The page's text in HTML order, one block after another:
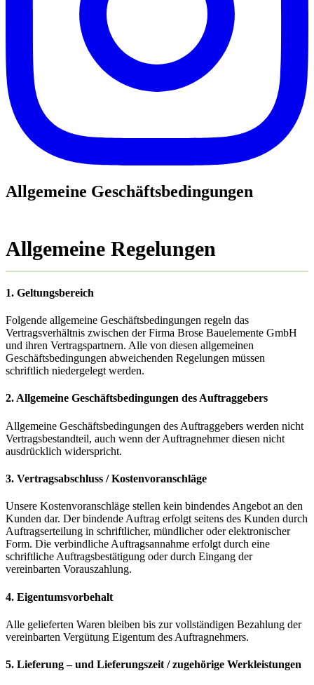
Allgemeine Geschäftsbedingungen
Allgemeine Regelungen
1. Geltungsbereich
Folgende allgemeine Geschäftsbedingungen regeln das
Vertragsverhältnis zwischen der Firma Brose Bauelemente GmbH
und ihren Vertragspartnern. Alle von diesen allgemeinen
Geschäftsbedingungen abweichenden Regelungen müssen
schriftlich niedergelegt werden.
2. Allgemeine Geschäftsbedingungen des Auftraggebers
Allgemeine Geschäftsbedingungen des Auftraggebers werden nicht
Vertragsbestandteil, auch wenn der Auftragnehmer diesen nicht
ausdrücklich widerspricht.
3. Vertragsabschluss / Kostenvoranschläge
Unsere Kostenvoranschläge stellen kein bindendes Angebot an den
Kunden dar. Der bindende Auftrag erfolgt seitens des Kunden durch
Auftragserteilung in schriftlicher, mündlicher oder elektronischer
Form. Die verbindliche Auftragsannahme erfolgt durch eine
schriftliche Auftragsbestätigung oder durch Eingang der
vereinbarten Vorauszahlung.
4. Eigentumsvorbehalt
Alle gelieferten Waren bleiben bis zur vollständigen Bezahlung der
vereinbarten Vergütung Eigentum des Auftragnehmers.
5. Lieferung – und Lieferungszeit / zugehörige Werkleistungen